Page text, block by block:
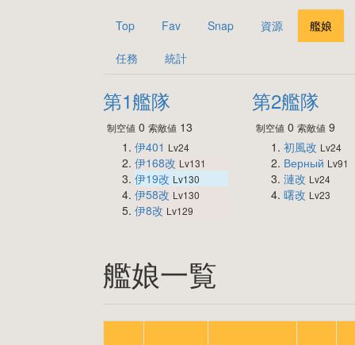
Top Fav Snap 資源 艦娘
任務 統計
第1艦隊
制空値 0 索敵値 13
伊401 Lv24
伊168改 Lv131
伊19改 Lv130
伊58改 Lv130
伊8改 Lv129
第2艦隊
制空値0 索敵値9
初風改 Lv24
Верный Lv91
漣改 Lv24
曙改 Lv23
艦娘一覧